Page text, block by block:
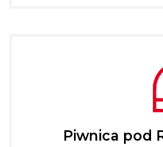
Piwnica pod